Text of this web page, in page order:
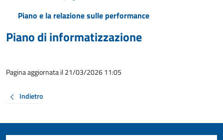
Piano e la relazione sulle performance
Piano di informatizzazione
Pagina aggiornata il 21/03/2026 11:05
Indietro